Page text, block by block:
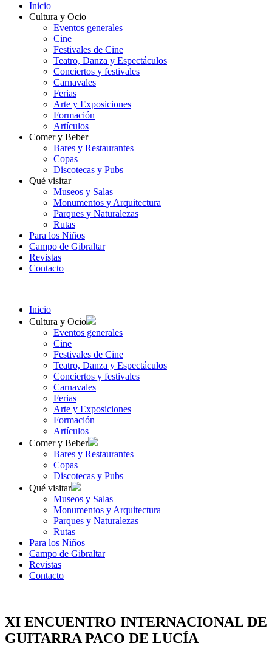
Inicio
Cultura y Ocio
Eventos generales
Cine
Festivales de Cine
Teatro, Danza y Espectáculos
Conciertos y festivales
Carnavales
Ferias
Arte y Exposiciones
Formación
Artículos
Comer y Beber
Bares y Restaurantes
Copas
Discotecas y Pubs
Qué visitar
Museos y Salas
Monumentos y Arquitectura
Parques y Naturalezas
Rutas
Para los Niños
Campo de Gibraltar
Revistas
Contacto
Inicio
Cultura y Ocio
Eventos generales
Cine
Festivales de Cine
Teatro, Danza y Espectáculos
Conciertos y festivales
Carnavales
Ferias
Arte y Exposiciones
Formación
Artículos
Comer y Beber
Bares y Restaurantes
Copas
Discotecas y Pubs
Qué visitar
Museos y Salas
Monumentos y Arquitectura
Parques y Naturalezas
Rutas
Para los Niños
Campo de Gibraltar
Revistas
Contacto
XI ENCUENTRO INTERNACIONAL DE
GUITARRA PACO DE LUCÍA